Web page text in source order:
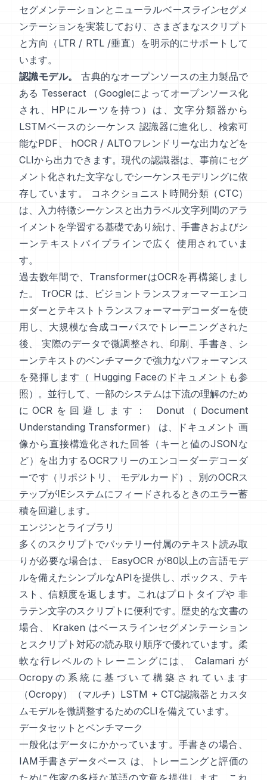
セグメンテーションとニューラルベースラインセグメ
ンテーションを実装しており、さまざまなスクリプト
と方向（LTR / RTL /垂直）を明示的にサポートして
います。
認識モデル。
古典的なオープンソースの主力製品で
ある Tesseract
（Googleによってオープンソース化
され、HPにルーツを持つ）は、文字分類器から
LSTMベースのシーケンス 認識器に進化し、検索可
能なPDF、
hOCR / ALTOフレンドリーな出力 などを
CLIから出力できます。現代の認識器は、事前にセグ
メント化された文字なしでシーケンスモデリングに依
存しています。
コネクショニスト時間分類（CTC）
は、入力特徴シーケンスと出力ラベル文字列間のアラ
イメントを学習する基礎であり続け、手書きおよびシ
ーンテキストパイプラインで広く 使用されていま
す。
過去数年間で、TransformerはOCRを再構築しまし
た。
TrOCR は、ビジョントランスフォーマーエンコ
ーダーとテキストトランスフォーマーデコーダーを使
用し、大規模な合成コーパスでトレーニングされた
後、 実際のデータで微調整され、印刷、手書き、シ
ーンテキストのベンチマークで強力なパフォーマンス
を発揮します（ Hugging Faceのドキュメント も参
照）。並行して、一部のシステムは下流の理解のため
にOCRを回避します：
Donut（Document
Understanding Transformer）
は、ドキュメント 画
像から直接構造化された回答（キーと値のJSONな
ど）を出力するOCRフリーのエンコーダーデコーダ
ーです（ リポジトリ 、 モデルカード ）、別のOCRス
テップがIEシステムにフィードされるときのエラー蓄
積を回避します。
エンジンとライブラリ
多くのスクリプトでバッテリー付属のテキスト読み取
りが必要な場合は、
EasyOCR が80以上の言語モデ
ルを備えたシンプルなAPIを提供し、ボックス、テキ
スト、信頼度を返します。これはプロトタイプや 非
ラテン文字のスクリプトに便利です。歴史的な文書の
場合、
Kraken はベースラインセグメンテーション
とスクリプト対応の読み取り順序で優れています。柔
軟な行レベルのトレーニングには、
Calamari が
Ocropyの系統に基づいて構築されています
（Ocropy）（マルチ）LSTM + CTC認識器とカスタ
ムモデルを微調整するためのCLIを備えています。
データセットとベンチマーク
一般化はデータにかかっています。手書きの場合、
IAM手書きデータベース は、トレーニングと評価の
ために作家の多様な英語の文章を提供します。これ